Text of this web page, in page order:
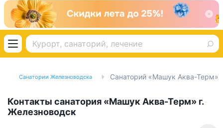
Санатории Железноводска Санаторий «Машук Аква-Терм»
Контакты санатория «Машук Аква-Терм» г.
Железноводск